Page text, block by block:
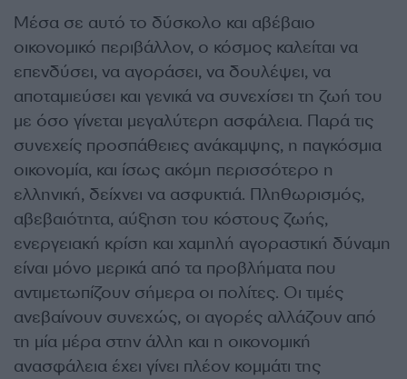
Μέσα σε αυτό το δύσκολο και αβέβαιο
οικονομικό περιβάλλον, ο κόσμος καλείται να
επενδύσει, να αγοράσει, να δουλέψει, να
αποταμιεύσει και γενικά να συνεχίσει τη ζωή του
με όσο γίνεται μεγαλύτερη ασφάλεια. Παρά τις
συνεχείς προσπάθειες ανάκαμψης, η παγκόσμια
οικονομία, και ίσως ακόμη περισσότερο η
ελληνική, δείχνει να ασφυκτιά. Πληθωρισμός,
αβεβαιότητα, αύξηση του κόστους ζωής,
ενεργειακή κρίση και χαμηλή αγοραστική δύναμη
είναι μόνο μερικά από τα προβλήματα που
αντιμετωπίζουν σήμερα οι πολίτες. Οι τιμές
ανεβαίνουν συνεχώς, οι αγορές αλλάζουν από
τη μία μέρα στην άλλη και η οικονομική
ανασφάλεια έχει γίνει πλέον κομμάτι της